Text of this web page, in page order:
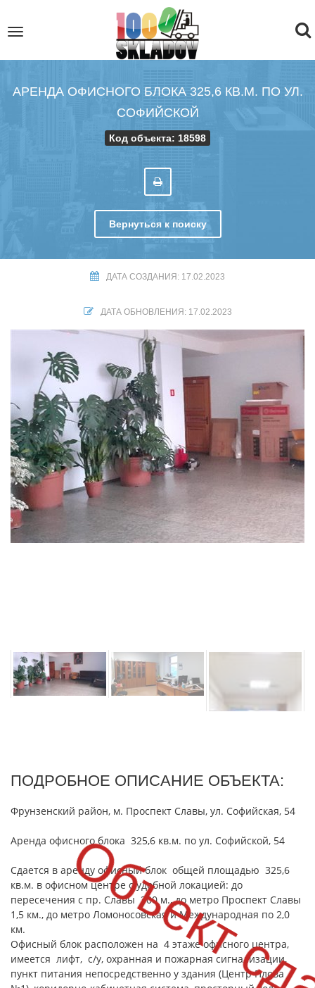
Toggle
АРЕНДА ОФИСНОГО БЛОКА 325,6 КВ.М. ПО УЛ.
СОФИЙСКОЙ
Код объекта: 18598
Вернуться к поиску
ДАТА СОЗДАНИЯ: 17.02.2023
ДАТА ОБНОВЛЕНИЯ: 17.02.2023
Объект
ПОДРОБНОЕ ОПИСАНИЕ ОБЪЕКТА:
Фрунзенский район, м. Проспект Славы, ул. Софийская, 54
Аренда офисного блока 325,6 кв.м. по ул. Софийской, 54
Сдается в аренду офисный блок общей площадью 325,6
кв.м. в офисном центре с удобной локацией: до
пересечения с пр. Славы 300 м., до метро Проспект Славы
1,5 км., до метро Ломоносовская и Международная по 2,0
км.
Офисный блок расположен на 4 этаже офисного центра,
имеется лифт, с/у, охранная и пожарная сигнализации,
пункт питания непосредственно у здания (Центр Плова